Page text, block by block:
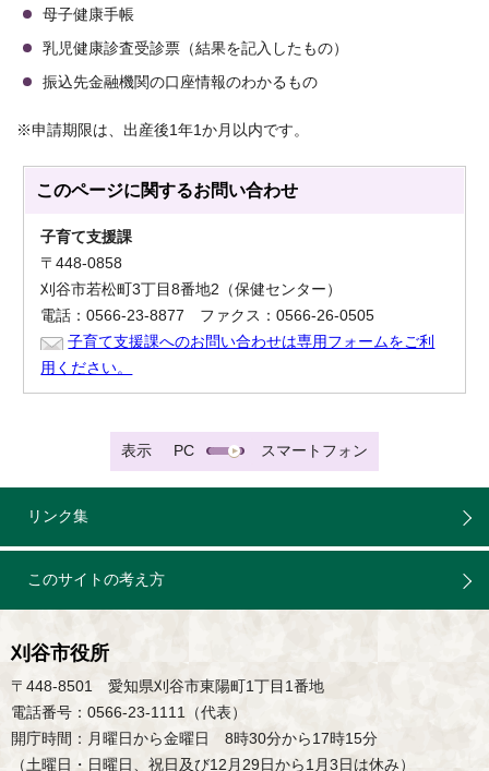
母子健康手帳
乳児健康診査受診票（結果を記入したもの）
振込先金融機関の口座情報のわかるもの
※申請期限は、出産後1年1か月以内です。
このページに関するお問い合わせ
子育て支援課
〒448-0858
刈谷市若松町3丁目8番地2（保健センター）
電話：0566-23-8877 ファクス：0566-26-0505
子育て支援課へのお問い合わせは専用フォームをご利
用ください。
表示 PC スマートフォン
リンク集
このサイトの考え方
刈谷市役所
〒448-8501 愛知県刈谷市東陽町1丁目1番地
電話番号：0566-23-1111（代表）
開庁時間：月曜日から金曜日 8時30分から17時15分
（土曜日・日曜日、祝日及び12月29日から1月3日は休み）